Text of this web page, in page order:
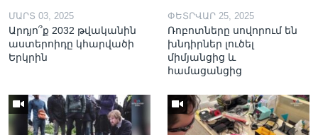
ՄԱՐՏ 03, 2025
Արդյո՞ք 2032 թվականին
աստերոիդը կհարվածի
Երկրին
ՓԵՏՐՎԱՐ 25, 2025
Ռոբոտները սովորում են
խնդիրներ լուծել
միմյանցից և
համացանցից